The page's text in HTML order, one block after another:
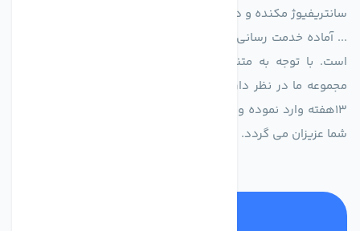
سانتریفیوژ مکنده و دمنده آکسیال، سقفی، بین کانالی، مرغداری و
... آماده خدمت رسانی به شرکت های تولیدی، صنعتی و ساختمانی
است. با توجه به متنوع بودن فن های تولیدی کمپانی اروپایی
مجموعه ما در نظر دارد کالاهای تخصصی شما عزیزان رو در صرف
13هفته وارد نموده و این عمر باعث صرفه جویی در هزینه و زمان
شما عزیزان می گردد.